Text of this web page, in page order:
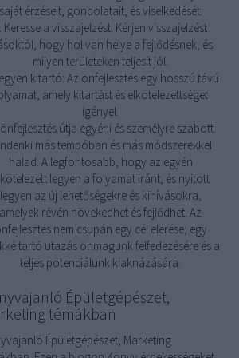
saját érzéseit, gondolatait, és viselkedését.
Keresse a visszajelzést: Kérjen visszajelzést
hogy hol van helye a fejlődésnek, és
milyen területeken teljesít jól.
kitartó: Az önfejlesztés egy hosszú távú
amely kitartást és elkötelezettséget
igényel.
útja egyéni és személyre szabott.
más tempóban és más módszerekkel
halad. A legfontosabb, hogy az egyén
legyen a folyamat iránt, és nyitott
legyen az új lehetőségekre és kihívásokra,
amelyek révén növekedhet és fejlődhet. Az
nem csupán egy cél elérése; egy
tartó utazás önmagunk felfedezésére és a
teljes potenciálunk kiaknázására.
Épületgépészet,
témákban
Épületgépészet, Marketing